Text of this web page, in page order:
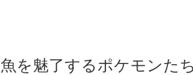
魚を魅了するポケモンた